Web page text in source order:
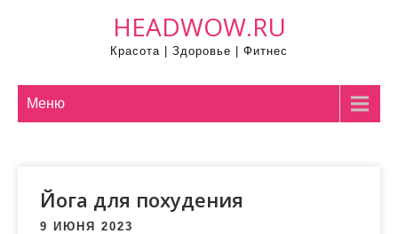
HEADWOW.RU
Красота | Здоровье | Фитнес
Меню
Йога для похудения
9 ИЮНЯ 2023